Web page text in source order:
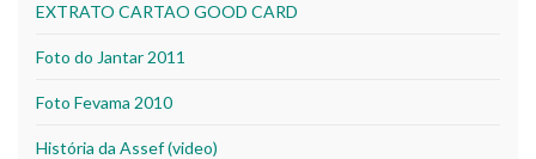
EXTRATO CARTAO GOOD CARD
Foto do Jantar 2011
Foto Fevama 2010
História da Assef (video)